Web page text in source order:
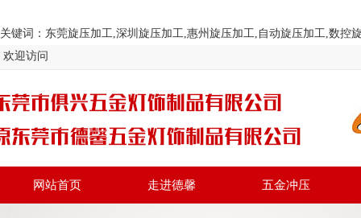
关键词：东莞旋压加工,深圳旋压加工,惠州旋压加工,自动旋压加工,数控
欢迎访问
网站首页 走进德馨 五金冲压